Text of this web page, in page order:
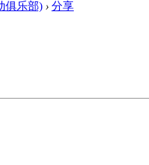
俱乐部) › 分享